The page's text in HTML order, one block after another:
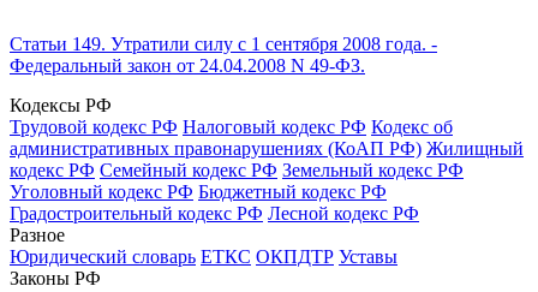
Статьи 149. Утратили силу с 1 сентября 2008 года. -
Федеральный закон от 24.04.2008 N 49-ФЗ.
Кодексы РФ
Трудовой кодекс РФ Налоговый кодекс РФ Кодекс об
административных правонарушениях (КоАП РФ) Жилищный
кодекс РФ Семейный кодекс РФ Земельный кодекс РФ
Уголовный кодекс РФ Бюджетный кодекс РФ
Градостроительный кодекс РФ Лесной кодекс РФ
Разное
Юридический словарь ЕТКС ОКПДТР Уставы
Законы РФ